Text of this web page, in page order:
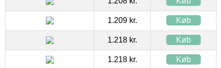
1.209 kr. Køb
1.218 kr. Køb
1.218 kr. Køb